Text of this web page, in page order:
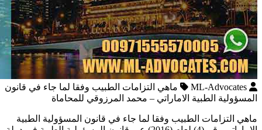
ML-Advocates
ماهي التزامات الطبيب وفقا لما جاء في قانون
المسؤولية الطبية الاماراتي – محمد المرزوقي للمحاماة
ماهي التزامات الطبيب وفقا لما جاء في قانون المسؤولية الطبية